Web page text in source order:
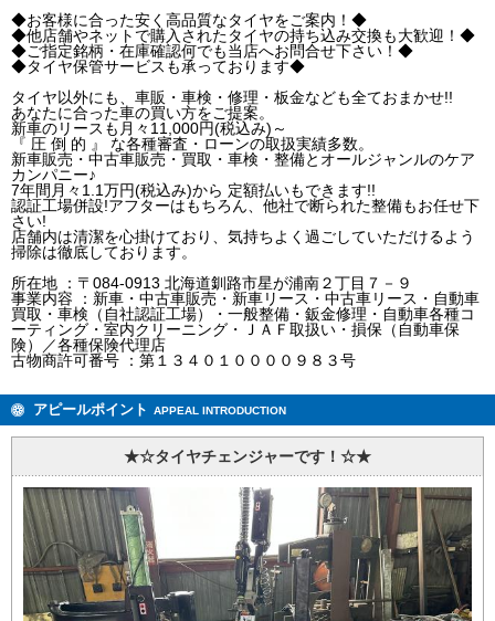
◆お客様に合った安く高品質なタイヤをご案内！◆
◆他店舗やネットで購入されたタイヤの持ち込み交換も大歓迎！◆
◆ご指定銘柄・在庫確認何でも当店へお問合せ下さい！◆
◆タイヤ保管サービスも承っております◆
タイヤ以外にも、車販・車検・修理・板金なども全ておまかせ!!
あなたに合った車の買い方をご提案。
新車のリースも月々11,000円(税込み)～
『 圧 倒 的 』 な各種審査・ローンの取扱実績多数。
新車販売・中古車販売・買取・車検・整備とオールジャンルのケア
カンパニー♪
7年間月々1.1万円(税込み)から 定額払いもできます!!
認証工場併設!アフターはもちろん、他社で断られた整備もお任せ下
さい!
店舗内は清潔を心掛けており、気持ちよく過ごしていただけるよう
掃除は徹底しております。
所在地 ：〒084-0913 北海道釧路市星が浦南２丁目７－９
事業内容 ：新車・中古車販売・新車リース・中古車リース・自動車
買取・車検（自社認証工場）・一般整備・鈑金修理・自動車各種コ
ーティング・室内クリーニング・ＪＡＦ取扱い・損保（自動車保
険）／各種保険代理店
古物商許可番号 ：第１３４０１００００９８３号
アピールポイント APPEAL INTRODUCTION
★☆タイヤチェンジャーです！☆★